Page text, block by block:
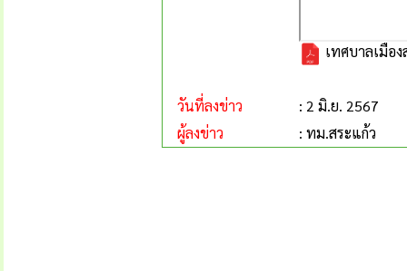
เทศบาลเมือ
วันที่ลงข่าว
: 2 มิ.ย. 2567
ผู้ลงข่าว
: ทม.สระแก้ว